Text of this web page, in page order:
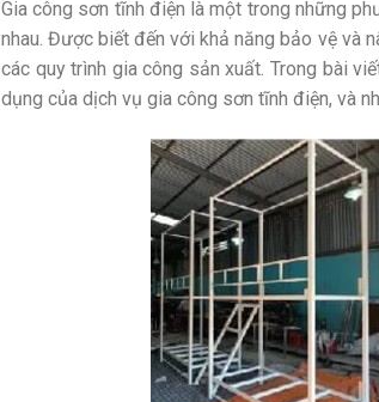
Gia công sơn tĩnh điện là một trong những
nhau. Được biết đến với khả năng bảo vệ và
các quy trình gia công sản xuất. Trong bài
dụng của dịch vụ gia công sơn tĩnh điện, và